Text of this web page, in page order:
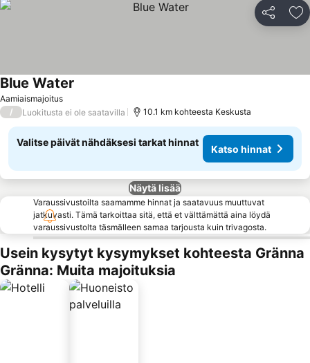
Jaa
Aamiaismajoitus
Blue Water
/ Luokitusta ei ole saatavilla 10.1 km kohteesta Keskusta
Valitse päivät nähdäksesi tarkat hinnat
Katso hinnat
Näytä lisää
Varaussivustoilta saamamme hinnat ja saatavuus muuttuvat
jatkuvasti. Tämä tarkoittaa sitä, että et välttämättä aina löydä
varaussivustolta täsmälleen samaa tarjousta kuin trivagosta.
Usein kysytyt kysymykset kohteesta Gränna
Gränna: Muita majoituksia